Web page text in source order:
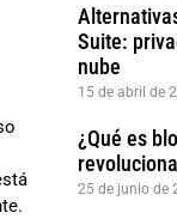
Suite:
nube
15 de abril de
¿Qué es
25 de junio de